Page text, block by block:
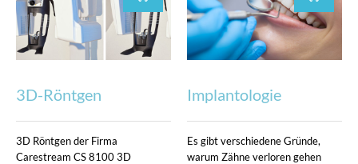
3D-Röntgen
3D Röntgen der Firma
Carestream CS 8100 3D
Implantologie
Es gibt verschiedene Gründe,
warum Zähne verloren gehen